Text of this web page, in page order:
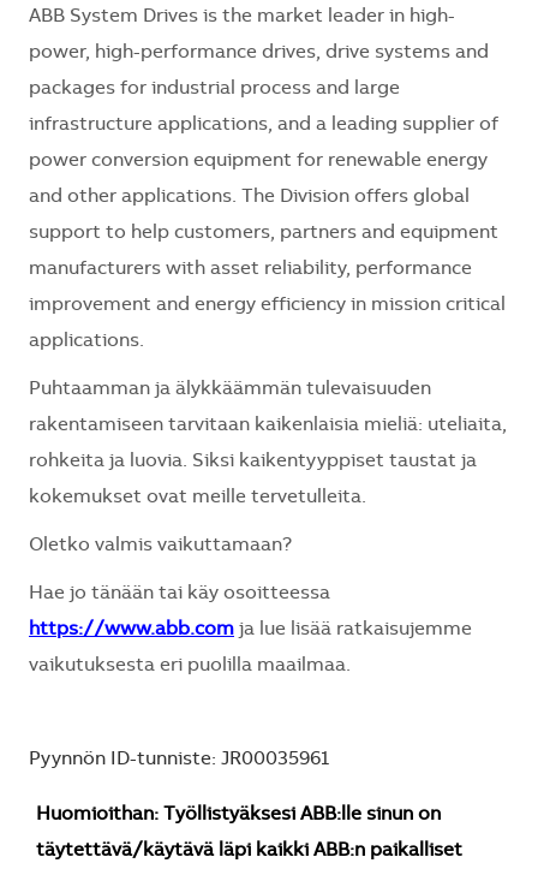
ABB System Drives is the market leader in high-
power, high-performance drives, drive systems and
packages for industrial process and large
infrastructure applications, and a leading supplier of
power conversion equipment for renewable energy
and other applications. The Division offers global
support to help customers, partners and equipment
manufacturers with asset reliability, performance
improvement and energy efficiency in mission critical
applications.
Puhtaamman ja älykkäämmän tulevaisuuden
rakentamiseen tarvitaan kaikenlaisia mieliä: uteliaita,
rohkeita ja luovia. Siksi kaikentyyppiset taustat ja
kokemukset ovat meille tervetulleita.
Oletko valmis vaikuttamaan?
Hae jo tänään tai käy osoitteessa
https://www.abb.com ja lue lisää ratkaisujemme
vaikutuksesta eri puolilla maailmaa.
Pyynnön ID-tunniste: JR00035961
Huomioithan: Työllistyäksesi ABB:lle sinun on
täytettävä/käytävä läpi kaikki ABB:n paikalliset